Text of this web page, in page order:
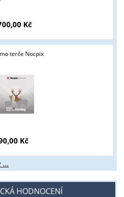
Kč
terče Nocpix
Kč
...
HODNOCENÍ